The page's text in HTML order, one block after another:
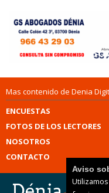
Mas contenido de Denia
ENCUESTAS
FOTOS DE LOS LECTORES
NOSOTROS
CONTACTO
Aviso